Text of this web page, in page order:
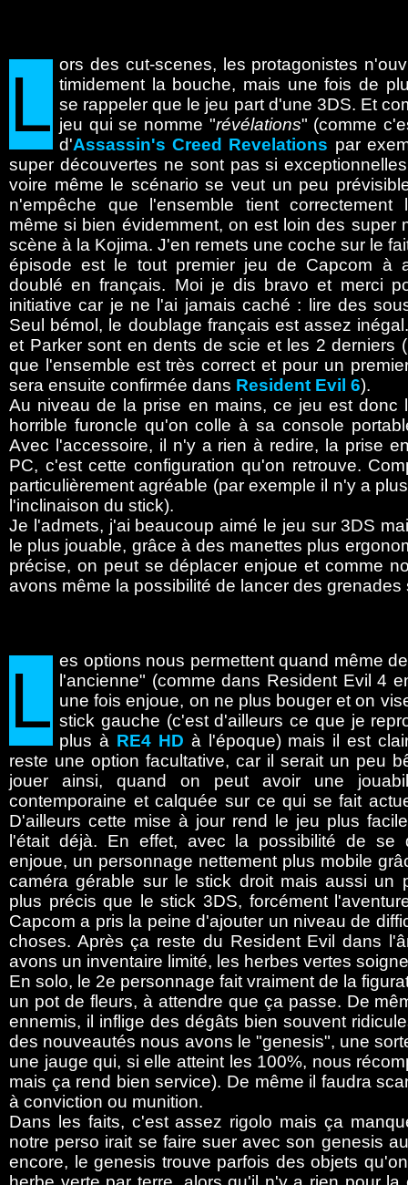
L ors des cut-scenes, les protagonistes
timidement la bouche, mais une fois de
se rappeler que le jeu part d'une 3DS. Et
jeu qui se nomme "révélations" (comme
d'Assassin's Creed Revelations par
super découvertes ne sont pas si
voire même le scénario se veut un peu
n'empêche que l'ensemble tient correctement
même si bien évidemment, on est loin des super
scène à la Kojima. J'en remets une coche sur le
épisode est le tout premier jeu de Capcom à
doublé en français. Moi je dis bravo et merci
initiative car je ne l'ai jamais caché : lire des
Seul bémol, le doublage français est assez
et Parker sont en dents de scie et les 2 derniers
que l'ensemble est très correct et pour un
sera ensuite confirmée dans Resident Evil 6).
Au niveau de la prise en mains, ce jeu est
horrible furoncle qu'on colle à sa console
Avec l'accessoire, il n'y a rien à redire, la prise
PC, c'est cette configuration qu'on retrouve.
particulièrement agréable (par exemple il n'y a
l'inclinaison du stick).
Je l'admets, j'ai beaucoup aimé le jeu sur 3DS
le plus jouable, grâce à des manettes plus
précise, on peut se déplacer enjoue et comme
avons même la possibilité de lancer des
L es options nous permettent quand même
l'ancienne" (comme dans Resident Evil 4
une fois enjoue, on ne plus bouger et on
stick gauche (c'est d'ailleurs ce que je
plus à RE4 HD à l'époque) mais il est
reste une option facultative, car il serait un peu
jouer ainsi, quand on peut avoir une
contemporaine et calquée sur ce qui se fait
D'ailleurs cette mise à jour rend le jeu plus
l'était déjà. En effet, avec la possibilité de se
enjoue, un personnage nettement plus mobile
caméra gérable sur le stick droit mais aussi un
plus précis que le stick 3DS, forcément
Capcom a pris la peine d'ajouter un niveau de
choses. Après ça reste du Resident Evil dans
avons un inventaire limité, les herbes vertes
En solo, le 2e personnage fait vraiment de la
un pot de fleurs, à attendre que ça passe. De
ennemis, il inflige des dégâts bien souvent
des nouveautés nous avons le "genesis", une
une jauge qui, si elle atteint les 100%, nous
mais ça rend bien service). De même il faudra
à conviction ou munition.
Dans les faits, c'est assez rigolo mais ça
notre perso irait se faire suer avec son genesis
encore, le genesis trouve parfois des objets